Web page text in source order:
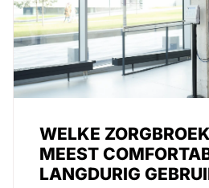
WELKE
MEEST
LANGDURIG